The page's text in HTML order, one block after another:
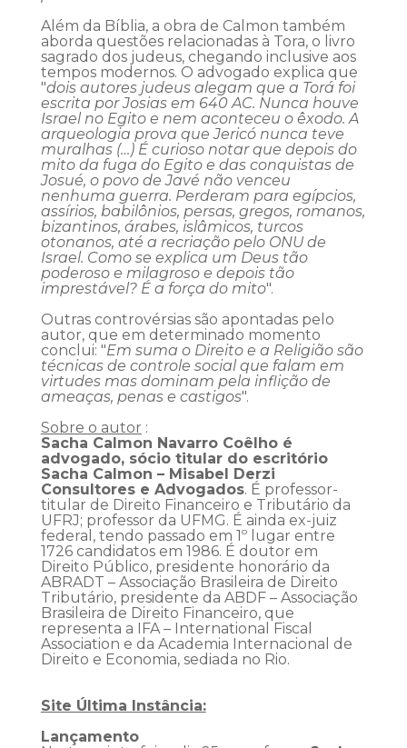
Além da Bíblia, a obra de Calmon também
aborda questões relacionadas à Tora, o livro
sagrado dos judeus, chegando inclusive aos
tempos modernos. O advogado explica que
"dois autores judeus alegam que a Torá foi
escrita por Josias em 640 AC. Nunca houve
Israel no Egito e nem aconteceu o êxodo. A
arqueologia prova que Jericó nunca teve
muralhas (…) É curioso notar que depois do
mito da fuga do Egito e das conquistas de
Josué, o povo de Javé não venceu
nenhuma guerra. Perderam para egípcios,
assírios, babilônios, persas, gregos, romanos,
bizantinos, árabes, islâmicos, turcos
otonanos, até a recriação pelo ONU de
Israel. Como se explica um Deus tão
poderoso e milagroso e depois tão
imprestável? É a força do mito".
Outras controvérsias são apontadas pelo
autor, que em determinado momento
conclui: "Em suma o Direito e a Religião são
técnicas de controle social que falam em
virtudes mas dominam pela inflição de
ameaças, penas e castigos".
Sobre o autor :
Sacha Calmon Navarro Coêlho é
advogado, sócio titular do escritório
Sacha Calmon – Misabel Derzi
Consultores e Advogados. É professor-
titular de Direito Financeiro e Tributário da
UFRJ; professor da UFMG. É ainda ex-juiz
federal, tendo passado em 1º lugar entre
1726 candidatos em 1986. É doutor em
Direito Público, presidente honorário da
ABRADT – Associação Brasileira de Direito
Tributário, presidente da ABDF – Associação
Brasileira de Direito Financeiro, que
representa a IFA – International Fiscal
Association e da Academia Internacional de
Direito e Economia, sediada no Rio.
Site Última Instância:
Lançamento